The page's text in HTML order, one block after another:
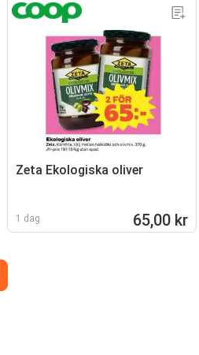
Zeta Ekologiska oliver
1 dag 65,00 kr